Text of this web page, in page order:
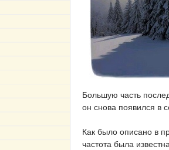
Большую часть
он снова появился в
Как было описано в
частота была